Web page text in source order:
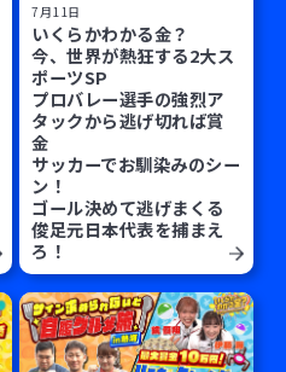
7月11日
いくらかわかる金？
今、世界が熱狂する2大ス
ポーツSP
プロバレー選手の強烈ア
タックから逃げ切れば賞
金
サッカーでお馴染みのシー
ン！
ゴール決めて逃げまくる
俊足元日本代表を捕まえ
ろ！